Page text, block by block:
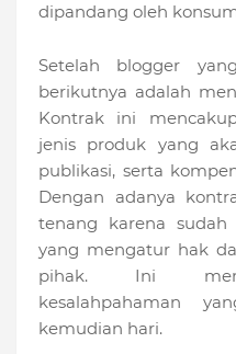
dipandang oleh
Setelah blogger
berikutnya adalah
Kontrak ini
jenis produk yang
publikasi, serta
Dengan adanya
tenang karena
yang mengatur hak
pihak. Ini
kesalahpahaman
kemudian hari.